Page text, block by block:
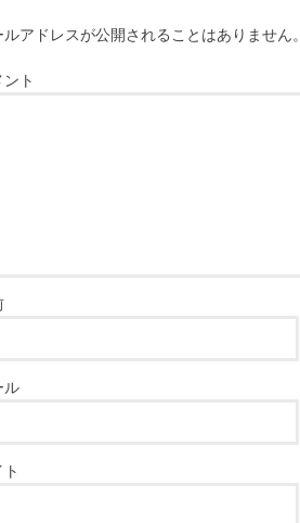
ルアドレスが公開されることはありません。
ント
ル